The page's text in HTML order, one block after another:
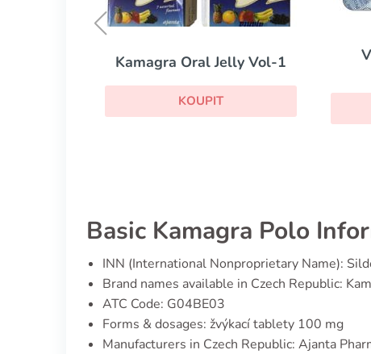
Viagra Professional
Sublingual
KOUPIT
Basic Kamagra Polo
INN (International Nonproprietary Name):
Brand names available in Czech Republic:
ATC Code: G04BE03
Forms & dosages: žvýkací tablety 100 mg
Manufacturers in Czech Republic: Ajanta